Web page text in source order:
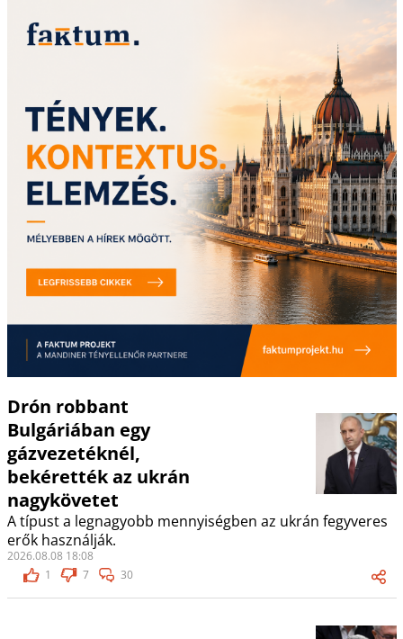
Drón robbant
Bulgáriában egy
gázvezetéknél,
bekérették az ukrán
nagykövetet
A típust a legnagyobb mennyiségben az ukrán fegyveres
erők használják.
2026.08.08 18:08
1
7 30